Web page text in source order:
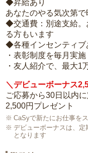
◆昇給あり
あなたのやる気次第で
◆交通費：別途支給。
る方もいます
◆各種インセンティブ
・表彰制度を毎月実
・友人紹介で、最大1
＼デビューボーナス
ご応募から30日以内
2,500円プレゼント
CaSyで新たにお仕事を
デビューボーナスは、
となります